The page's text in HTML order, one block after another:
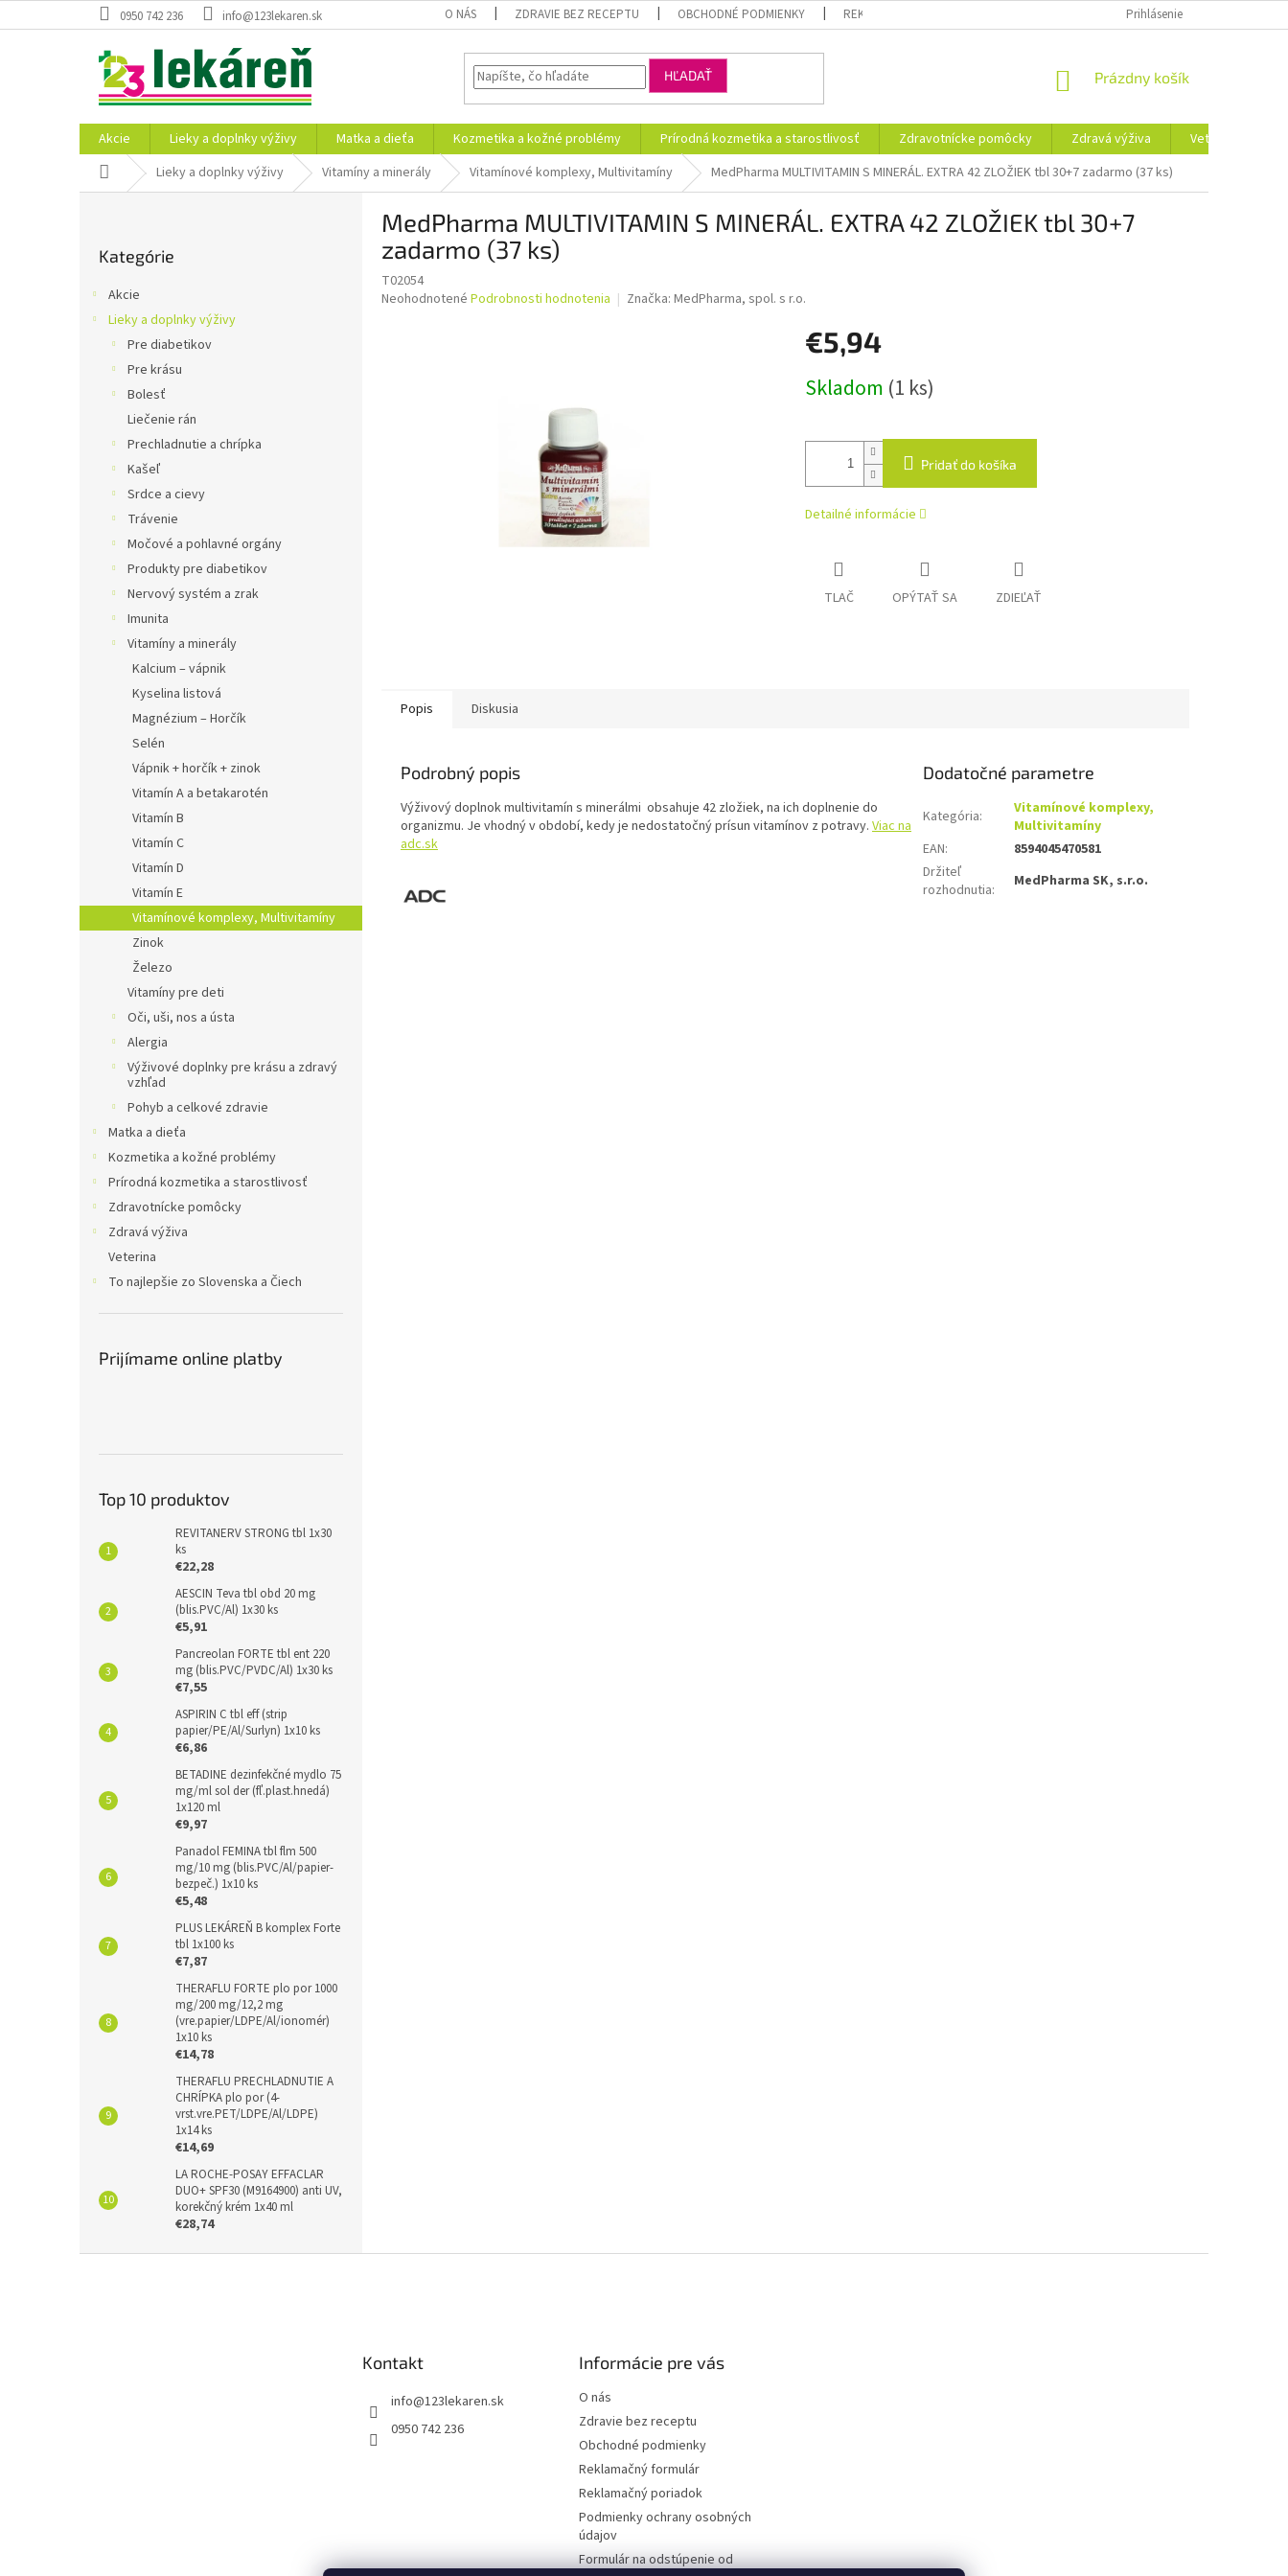
na
0950 742 236 info@123lekaren.sk O NÁS ZDRAVIE BEZ RECEPTU OBCHODNÉ PODMIENKY REKLAMAČNÝ FORMULÁR REKLAMAČNÝ PORIADOKPrihlásenie
HĽADAŤ
NÁKUPNÝ
Prázdny košík
Akcie Lieky a doplnky výživy Matka a dieťa Kozmetika a kožné problémy Prírodná kozmetika a starostlivosť Zdravotnícke pomôcky Zdravá výživa Veterina
DomovLieky a doplnky výživy Vitamíny a minerály Vitamínové komplexy, Multivitamíny MedPharma MULTIVITAMIN S MINERÁL. EXTRA 42 ZLOŽIEK tbl 30+7 zadarmo (37 ks)
kategórie
Kategórie
Akcie
Lieky a doplnky výživy
Pre diabetikov
Pre krásu
Bolesť
Liečenie rán
Prechladnutie a chrípka
Kašeľ
Srdce a cievy
Trávenie
Močové a pohlavné orgány
Produkty pre diabetikov
Nervový systém a zrak
Imunita
Vitamíny a minerály
Kalcium – vápnik
Kyselina listová
Magnézium – Horčík
Selén
Vápnik + horčík + zinok
Vitamín A a betakarotén
Vitamín B
Vitamín C
Vitamín D
Vitamín E
Vitamínové komplexy, Multivitamíny
Zinok
Železo
Vitamíny pre deti
Oči, uši, nos a ústa
Alergia
Výživové doplnky pre krásu a zdravý
vzhľad
Pohyb a celkové zdravie
Matka a dieťa
Kozmetika a kožné problémy
Prírodná kozmetika a starostlivosť
Zdravotnícke pomôcky
Zdravá výživa
Veterina
To najlepšie zo Slovenska a Čiech
Prijímame online platby
Top 10 produktov
REVITANERV STRONG tbl 1x30
ks
€22,28
AESCIN Teva tbl obd 20 mg
(blis.PVC/Al) 1x30 ks
€5,91
Pancreolan FORTE tbl ent 220
mg (blis.PVC/PVDC/Al) 1x30 ks
€7,55
ASPIRIN C tbl eff (strip
papier/PE/Al/Surlyn) 1x10 ks
€6,86
BETADINE dezinfekčné mydlo 75
mg/ml sol der (fľ.plast.hnedá)
1x120 ml
€9,97
Panadol FEMINA tbl flm 500
mg/10 mg (blis.PVC/Al/papier-
bezpeč.) 1x10 ks
€5,48
PLUS LEKÁREŇ B komplex Forte
tbl 1x100 ks
€7,87
THERAFLU FORTE plo por 1000
mg/200 mg/12,2 mg
(vre.papier/LDPE/Al/ionomér)
1x10 ks
€14,78
THERAFLU PRECHLADNUTIE A
CHRÍPKA plo por (4-
vrst.vre.PET/LDPE/Al/LDPE)
1x14 ks
€14,69
LA ROCHE-POSAY EFFACLAR
DUO+ SPF30 (M9164900) anti UV,
korekčný krém 1x40 ml
€28,74
MedPharma MULTIVITAMIN S MINERÁL. EXTRA 42 ZLOŽIEK tbl 30+7
zadarmo (37 ks)
T02054
Priemerné
Neohodnotené Podrobnosti hodnotenia Značka: MedPharma, spol. s r.o.
€5,94
cena:
Skladom (1 ks)
Pridať do košíka
Detailné informácie
TLAČ OPÝTAŤ SA ZDIEĽAŤ
Popis Diskusia
Podrobný popis
Výživový doplnok multivitamín s minerálmi obsahuje 42 zložiek, na ich doplnenie do
organizmu. Je vhodný v období, kedy je nedostatočný prísun vitamínov z potravy. Viac na
adc.sk
Dodatočné parametre
Kategória:
Vitamínové komplexy,
Multivitamíny
EAN:
8594045470581
Držiteľ
rozhodnutia: MedPharma SK, s.r.o.
Kontakt
info@123lekaren.sk
0950 742 236
Informácie pre vás
O nás
Zdravie bez receptu
Obchodné podmienky
Reklamačný formulár
Reklamačný poriadok
Podmienky ochrany osobných
údajov
Formulár na odstúpenie od